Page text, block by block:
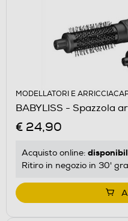
MODELLATORI E
BABYLISS - Spazzola
€ 24,90
Acquisto online:
Ritiro in negozio in 30'